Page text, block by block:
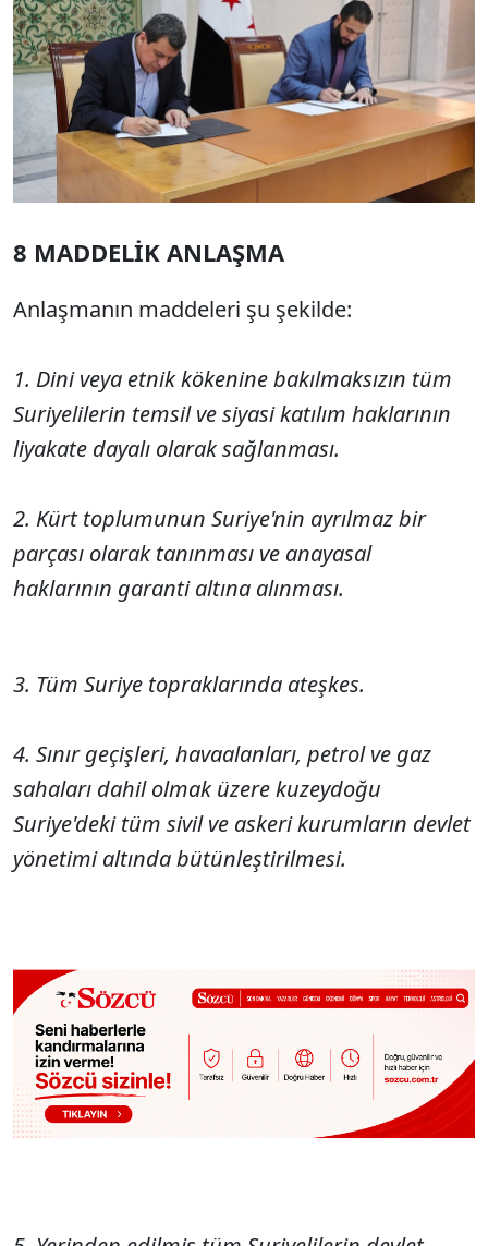
8 MADDELİK ANLAŞMA
Anlaşmanın maddeleri şu şekilde:
1. Dini veya etnik kökenine bakılmaksızın tüm
Suriyelilerin temsil ve siyasi katılım haklarının
liyakate dayalı olarak sağlanması.
2. Kürt toplumunun Suriye'nin ayrılmaz bir
parçası olarak tanınması ve anayasal
haklarının garanti altına alınması.
3. Tüm Suriye topraklarında ateşkes.
4. Sınır geçişleri, havaalanları, petrol ve gaz
sahaları dahil olmak üzere kuzeydoğu
Suriye'deki tüm sivil ve askeri kurumların devlet
yönetimi altında bütünleştirilmesi.